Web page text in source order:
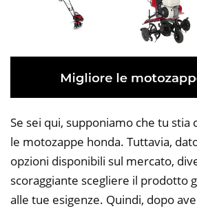
Se sei qui, supponiamo che tu stia
le motozappe honda. Tuttavia,
opzioni disponibili sul mercato,
scoraggiante scegliere il prodotto
alle tue esigenze. Quindi, dopo